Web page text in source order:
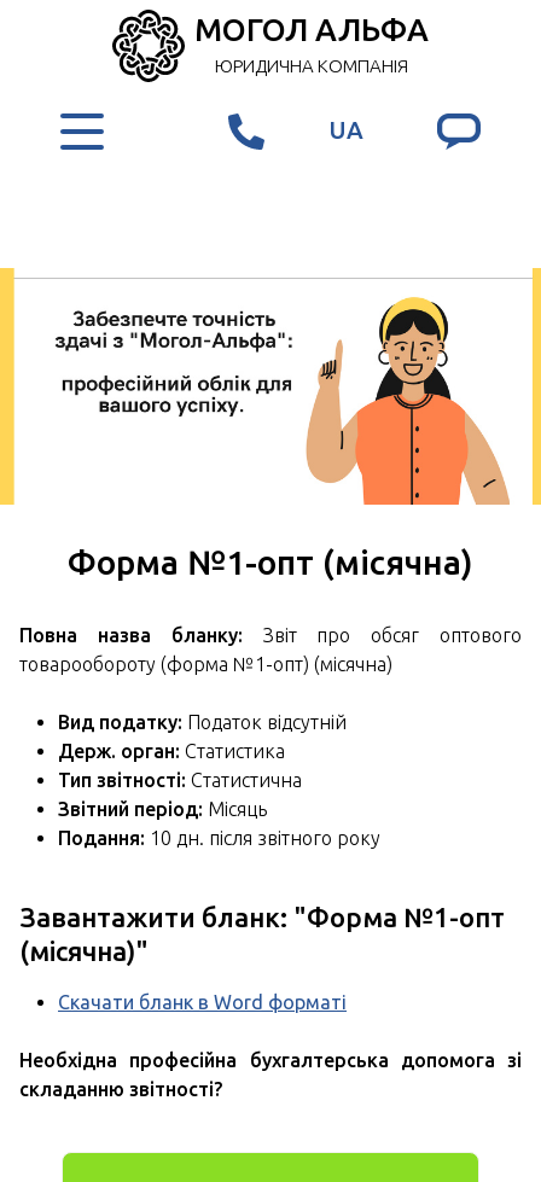
МОГОЛ АЛЬФА
ЮРИДИЧНА КОМПАНІЯ
UA
Форма №1-опт (місячна)
Повна назва бланку: Звіт про обсяг оптового
товарообороту (форма №1-опт) (місячна)
Вид податку: Податок відсутній
Держ. орган: Статистика
Тип звітності: Статистична
Звітний період: Місяць
Подання: 10 дн. після звітного року
Завантажити бланк: "Форма №1-опт
(місячна)"
Скачати бланк в Word форматі
Необхідна професійна бухгалтерська допомога зі
складанню звітності?